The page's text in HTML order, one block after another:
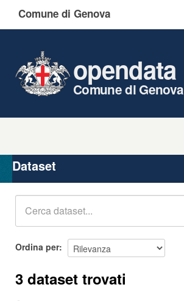
Comune di Genova
opendata
Comune di Genova
Organizzazioni
Gruppi
Dataset
Ordina per
3 dataset trovati